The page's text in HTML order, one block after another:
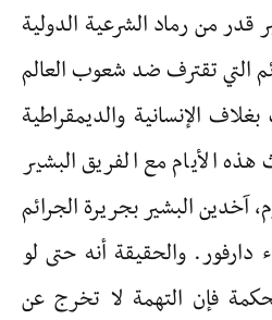
قدر من رماد الشرعية الدولية
التي تقترف ضد شعوب العالم
الإنسانية والديمقراطية
الأيام مع الفريق البشير
آخدين البشير بجريرة الجرائم
دارفور. والحقيقة أنه حتى لو
فإن التهمة لا تخرج عن